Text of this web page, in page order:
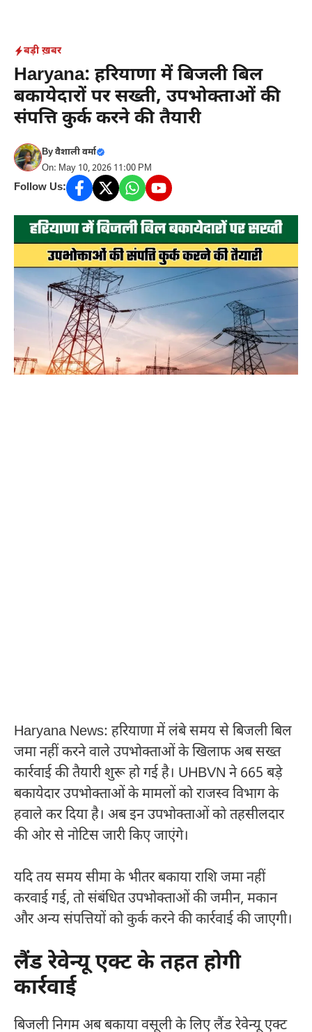
content
बड़ी ख़बर
Haryana: हरियाणा में बिजली बिल
बकायेदारों पर सख्ती, उपभोक्ताओं की
संपत्ति कुर्क करने की तैयारी
Byवैशाली वर्मा
On: May 10, 2026 11:00 PM
Follow Us:
Haryana News: हरियाणा में लंबे समय से बिजली बिल
जमा नहीं करने वाले उपभोक्ताओं के खिलाफ अब सख्त
कार्रवाई की तैयारी शुरू हो गई है। UHBVN ने 665 बड़े
बकायेदार उपभोक्ताओं के मामलों को राजस्व विभाग के
हवाले कर दिया है। अब इन उपभोक्ताओं को तहसीलदार
की ओर से नोटिस जारी किए जाएंगे।
यदि तय समय सीमा के भीतर बकाया राशि जमा नहीं
करवाई गई, तो संबंधित उपभोक्ताओं की जमीन, मकान
और अन्य संपत्तियों को कुर्क करने की कार्रवाई की जाएगी।
लैंड रेवेन्यू एक्ट के तहत होगी
कार्रवाई
बिजली निगम अब बकाया वसूली के लिए लैंड रेवेन्यू एक्ट